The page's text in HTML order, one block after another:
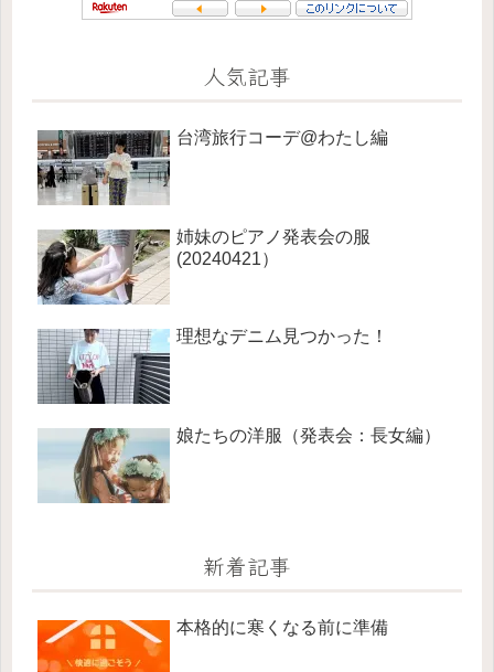
人気記事
台湾旅行コーデ@わたし編
姉妹のピアノ発表会の服
(20240421）
理想なデニム見つかった！
娘たちの洋服（発表会：長女編）
新着記事
本格的に寒くなる前に準備